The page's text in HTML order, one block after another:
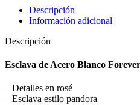
Descripción
Información adicional
Descripción
Esclava de Acero Blanco
– Detalles en rosé
– Esclava estilo pandora